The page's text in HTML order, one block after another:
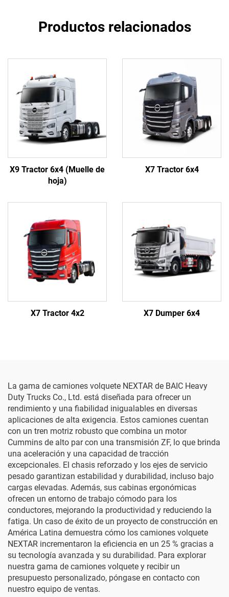
Productos relacionados
X9 Tractor 6x4 (Muelle de
hoja)
X7 Tractor 6x4
X7 Tractor 4x2 X7 Dumper 6x4
La gama de camiones volquete NEXTAR de BAIC Heavy
Duty Trucks Co., Ltd. está diseñada para ofrecer un
rendimiento y una fiabilidad inigualables en diversas
aplicaciones de alta exigencia. Estos camiones cuentan
con un tren motriz robusto que combina un motor
Cummins de alto par con una transmisión ZF, lo que brinda
una aceleración y una capacidad de tracción
excepcionales. El chasis reforzado y los ejes de servicio
pesado garantizan estabilidad y durabilidad, incluso bajo
cargas elevadas. Además, sus cabinas ergonómicas
ofrecen un entorno de trabajo cómodo para los
conductores, mejorando la productividad y reduciendo la
fatiga. Un caso de éxito de un proyecto de construcción en
América Latina demuestra cómo los camiones volquete
NEXTAR incrementaron la eficiencia en un 25 % gracias a
su tecnología avanzada y su durabilidad. Para explorar
nuestra gama de camiones volquete y recibir un
presupuesto personalizado, póngase en contacto con
nuestro equipo de ventas.